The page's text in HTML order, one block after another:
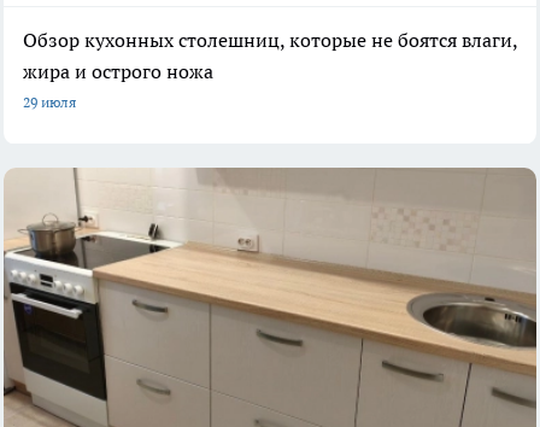
Обзор кухонных столешниц, которые не боятся влаги,
жира и острого ножа
29 июля